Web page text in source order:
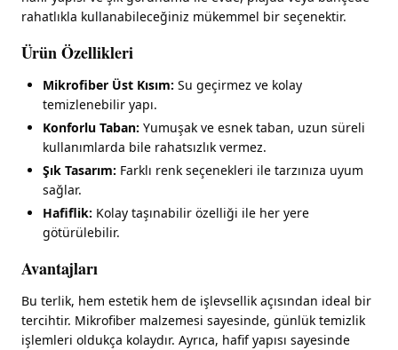
rahatlıkla kullanabileceğiniz mükemmel bir seçenektir.
Ürün Özellikleri
Mikrofiber Üst Kısım: Su geçirmez ve kolay
temizlenebilir yapı.
Konforlu Taban: Yumuşak ve esnek taban, uzun süreli
kullanımlarda bile rahatsızlık vermez.
Şık Tasarım: Farklı renk seçenekleri ile tarzınıza uyum
sağlar.
Hafiflik: Kolay taşınabilir özelliği ile her yere
götürülebilir.
Avantajları
Bu terlik, hem estetik hem de işlevsellik açısından ideal bir
tercihtir. Mikrofiber malzemesi sayesinde, günlük temizlik
işlemleri oldukça kolaydır. Ayrıca, hafif yapısı sayesinde